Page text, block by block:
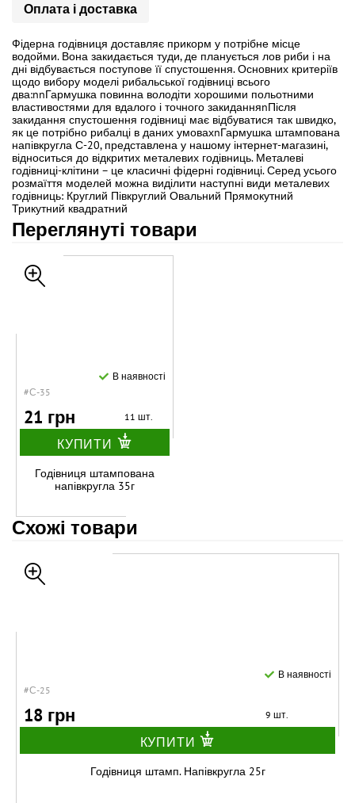
Оплата і доставка
Фідерна годівниця доставляє прикорм у потрібне місце
водойми. Вона закидається туди, де планується лов риби і на
дні відбувається поступове її спустошення. Основних критеріїв
щодо вибору моделі рибальської годівниці всього
два:nnГармушка повинна володіти хорошими польотними
властивостями для вдалого і точного закиданняnПісля
закидання спустошення годівниці має відбуватися так швидко,
як це потрібно рибалці в даних умовахnГармушка штампована
напівкругла С-20, представлена у нашому інтернет-магазині,
відноситься до відкритих металевих годівниць. Металеві
годівниці-клітини – це класичні фідерні годівниці. Серед усього
розмаїття моделей можна виділити наступні види металевих
годівниць: Круглий Півкруглий Овальний Прямокутний
Трикутний квадратний
Переглянуті товари
#С-35
В наявності
21 грн 11 шт.
КУПИТИ
Годівниця штампована
напівкругла 35г
Схожі товари
#С-25
В наявності
18 грн 9 шт.
КУПИТИ
Годівниця штамп. Напівкругла 25г